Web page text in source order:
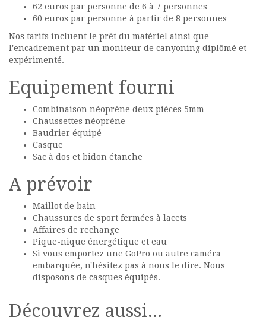
62 euros par personne de 6 à 7 personnes
60 euros par personne à partir de 8 personnes
Nos tarifs incluent le prêt du matériel ainsi que
l'encadrement par un moniteur de canyoning diplômé et
expérimenté.
Equipement fourni
Combinaison néoprène deux pièces 5mm
Chaussettes néoprène
Baudrier équipé
Casque
Sac à dos et bidon étanche
A prévoir
Maillot de bain
Chaussures de sport fermées à lacets
Affaires de rechange
Pique-nique énergétique et eau
Si vous emportez une GoPro ou autre caméra
embarquée, n'hésitez pas à nous le dire. Nous
disposons de casques équipés.
Découvrez aussi...